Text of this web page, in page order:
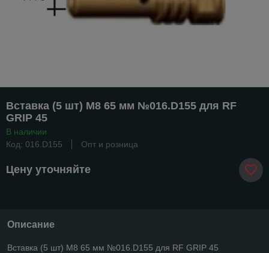
Вставка (5 шт) М8 65 мм №016.D155 для RF
GRIP 45
В наличии
Код: 016.D155
Опт и розница
Цену уточняйте
Описание
Вставка (5 шт) М8 65 мм №016.D155 для RF GRIP 45